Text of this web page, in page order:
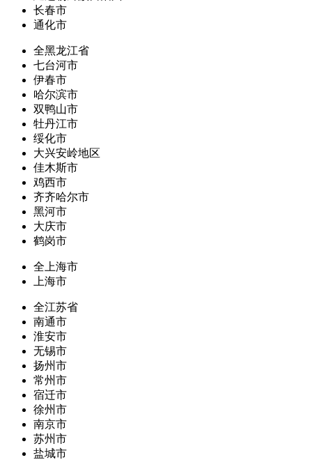
长春市
通化市
全黑龙江省
七台河市
伊春市
哈尔滨市
双鸭山市
牡丹江市
绥化市
大兴安岭地区
佳木斯市
鸡西市
齐齐哈尔市
黑河市
大庆市
鹤岗市
全上海市
上海市
全江苏省
南通市
淮安市
无锡市
扬州市
常州市
宿迁市
徐州市
南京市
苏州市
盐城市